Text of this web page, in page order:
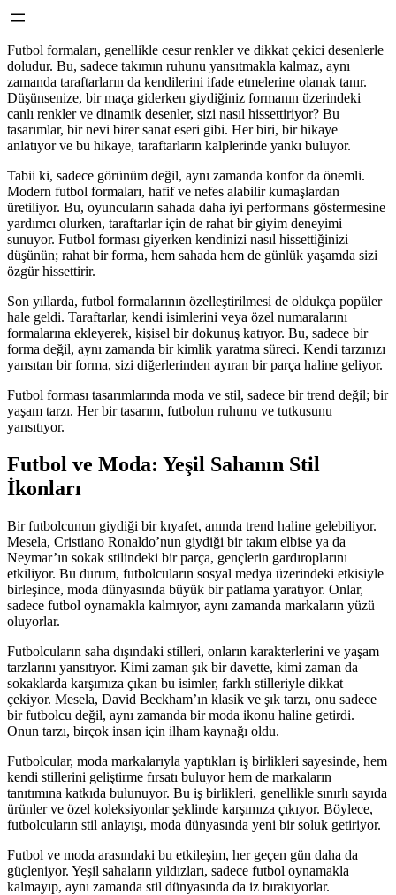
Futbol formaları, genellikle cesur renkler ve dikkat çekici desenlerle
doludur. Bu, sadece takımın ruhunu yansıtmakla kalmaz, aynı
zamanda taraftarların da kendilerini ifade etmelerine olanak tanır.
Düşünsenize, bir maça giderken giydiğiniz formanın üzerindeki
canlı renkler ve dinamik desenler, sizi nasıl hissettiriyor? Bu
tasarımlar, bir nevi birer sanat eseri gibi. Her biri, bir hikaye
anlatıyor ve bu hikaye, taraftarların kalplerinde yankı buluyor.
Tabii ki, sadece görünüm değil, aynı zamanda konfor da önemli.
Modern futbol formaları, hafif ve nefes alabilir kumaşlardan
üretiliyor. Bu, oyuncuların sahada daha iyi performans göstermesine
yardımcı olurken, taraftarlar için de rahat bir giyim deneyimi
sunuyor. Futbol forması giyerken kendinizi nasıl hissettiğinizi
düşünün; rahat bir forma, hem sahada hem de günlük yaşamda sizi
özgür hissettirir.
Son yıllarda, futbol formalarının özelleştirilmesi de oldukça popüler
hale geldi. Taraftarlar, kendi isimlerini veya özel numaralarını
formalarına ekleyerek, kişisel bir dokunuş katıyor. Bu, sadece bir
forma değil, aynı zamanda bir kimlik yaratma süreci. Kendi tarzınızı
yansıtan bir forma, sizi diğerlerinden ayıran bir parça haline geliyor.
Futbol forması tasarımlarında moda ve stil, sadece bir trend değil; bir
yaşam tarzı. Her bir tasarım, futbolun ruhunu ve tutkusunu
yansıtıyor.
Futbol ve Moda: Yeşil Sahanın Stil
İkonları
Bir futbolcunun giydiği bir kıyafet, anında trend haline gelebiliyor.
Mesela, Cristiano Ronaldo’nun giydiği bir takım elbise ya da
Neymar’ın sokak stilindeki bir parça, gençlerin gardıroplarını
etkiliyor. Bu durum, futbolcuların sosyal medya üzerindeki etkisiyle
birleşince, moda dünyasında büyük bir patlama yaratıyor. Onlar,
sadece futbol oynamakla kalmıyor, aynı zamanda markaların yüzü
oluyorlar.
Futbolcuların saha dışındaki stilleri, onların karakterlerini ve yaşam
tarzlarını yansıtıyor. Kimi zaman şık bir davette, kimi zaman da
sokaklarda karşımıza çıkan bu isimler, farklı stilleriyle dikkat
çekiyor. Mesela, David Beckham’ın klasik ve şık tarzı, onu sadece
bir futbolcu değil, aynı zamanda bir moda ikonu haline getirdi.
Onun tarzı, birçok insan için ilham kaynağı oldu.
Futbolcular, moda markalarıyla yaptıkları iş birlikleri sayesinde, hem
kendi stillerini geliştirme fırsatı buluyor hem de markaların
tanıtımına katkıda bulunuyor. Bu iş birlikleri, genellikle sınırlı sayıda
ürünler ve özel koleksiyonlar şeklinde karşımıza çıkıyor. Böylece,
futbolcuların stil anlayışı, moda dünyasında yeni bir soluk getiriyor.
Futbol ve moda arasındaki bu etkileşim, her geçen gün daha da
güçleniyor. Yeşil sahaların yıldızları, sadece futbol oynamakla
kalmayıp, aynı zamanda stil dünyasında da iz bırakıyorlar.